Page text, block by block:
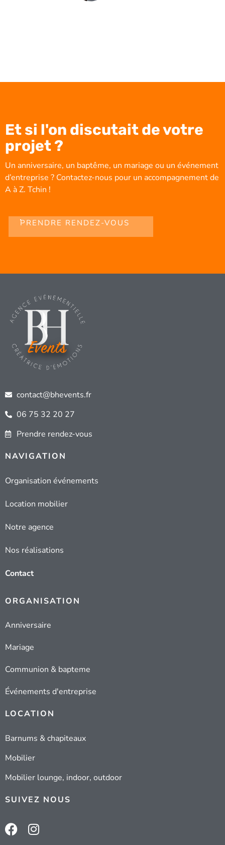
Et si l'on discutait de votre
projet ?
Un anniversaire, un baptême, un mariage ou un événement
d’entreprise ? Contactez-nous pour un accompagnement de
A à Z. Tchin !
PRENDRE RENDEZ-VOUS
contact@bhevents.fr
06 75 32 20 27
Prendre rendez-vous
NAVIGATION
Organisation événements
Location mobilier
Notre agence
Nos réalisations
Contact
ORGANISATION
Anniversaire
Mariage
Communion & bapteme
Événements d'entreprise
LOCATION
Barnums & chapiteaux
Mobilier
Mobilier lounge, indoor, outdoor
SUIVEZ NOUS